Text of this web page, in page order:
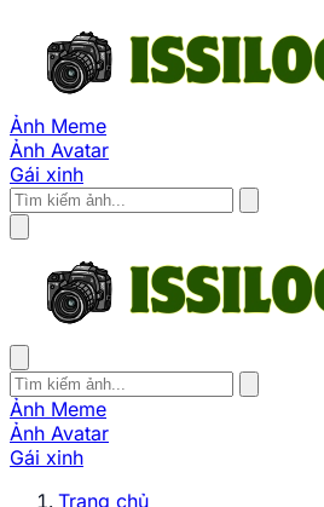
Ảnh Meme
Ảnh Avatar
Gái xinh
Ảnh Meme
Ảnh Avatar
Gái xinh
Trang chủ